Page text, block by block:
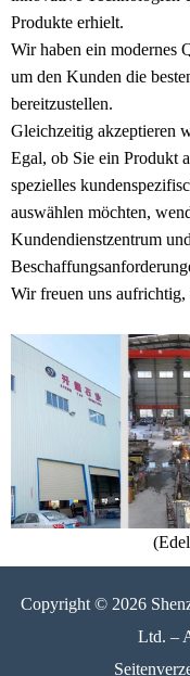
Produkte erhielt.
Wir haben ein modernes
um den Kunden die
bereitzustellen.
Gleichzeitig akzeptieren
Egal, ob Sie ein Produkt
spezielles
auswählen möchten,
Kundendienstzentrum
Wir freuen uns aufrichtig,
(
Copyright © 2026
Ltd. –